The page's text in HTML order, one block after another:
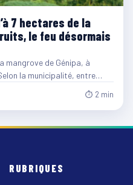
7 hectares de la
le feu désormais
mangrove de Génipa, à
la municipalité, entre…
⏱ 2 min
RUBRIQUES